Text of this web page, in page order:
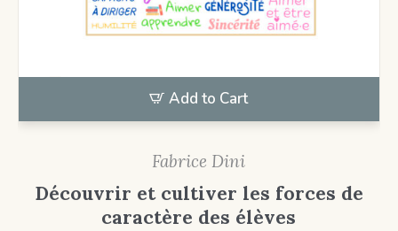
Add to Cart
Fabrice Dini
Découvrir et cultiver les forces de
caractère des élèves